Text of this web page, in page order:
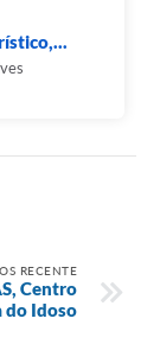
RECENTE
Centro
do Idoso